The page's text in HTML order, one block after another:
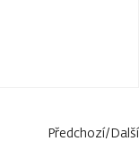
Předchozí/Další